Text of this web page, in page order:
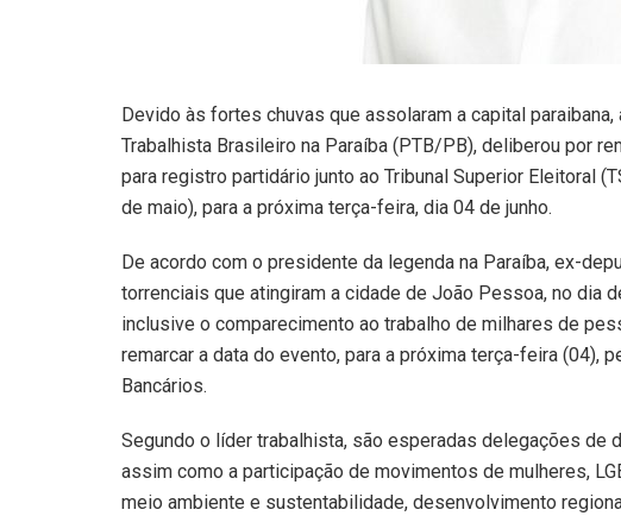
Devido às fortes chuvas que assolaram a capital
Trabalhista Brasileiro na Paraíba (PTB/PB), deliberou por
para registro partidário junto ao Tribunal Superior Eleitoral
de maio), para a próxima terça-feira, dia 04 de junho.
De acordo com o presidente da legenda na Paraíba, ex-
torrenciais que atingiram a cidade de João Pessoa, no dia
inclusive o comparecimento ao trabalho de milhares de
remarcar a data do evento, para a próxima terça-feira (04),
Bancários.
Segundo o líder trabalhista, são esperadas delegações de
assim como a participação de movimentos de mulheres,
meio ambiente e sustentabilidade, desenvolvimento